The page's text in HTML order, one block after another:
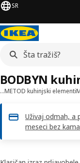
SR
…METOD kuhinjski elementi
Uživaj odmah, a
meseci bez
BODBYN